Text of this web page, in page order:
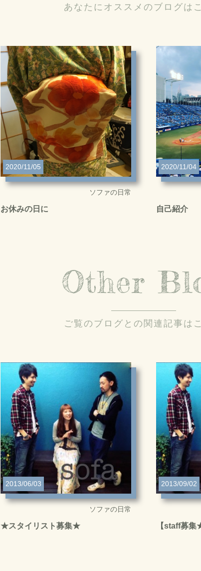
あなたにオススメのブログは
2020/11/05
ソファの日常
お休みの日に
2020/11/04
自己紹介
Other
ご覧のブログとの関連記事は
2013/06/03
ソファの日常
★スタイリスト募集★
2013/09/02
【staff募集